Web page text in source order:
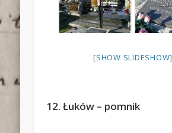
[SHOW SLIDESHOW]
12. Łuków – pomnik